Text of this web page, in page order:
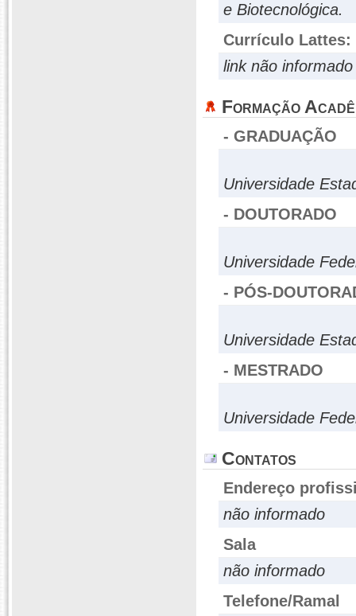
e Biotecnológica.
Currículo Lattes:
link não informado
Formação
- GRADUAÇÃO
Universidade
- DOUTORADO
Universidade
- PÓS-
Universidade
- MESTRADO
Universidade
Contatos
Endereço
não informado
Sala
não informado
Telefone/Ramal